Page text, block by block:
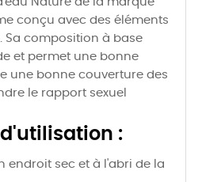
conçu avec des éléments
Sa composition à base
et permet une bonne
une bonne couverture des
le rapport sexuel
:
endroit sec et à l'abri de la